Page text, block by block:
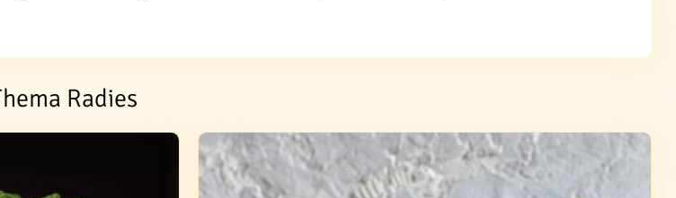
Radies